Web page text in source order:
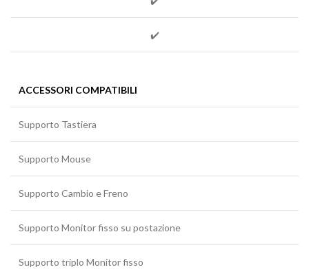
✔️
ACCESSORI COMPATIBILI
Supporto Tastiera
Supporto Mouse
Supporto Cambio e Freno
Supporto Monitor fisso su postazione
Supporto triplo Monitor fisso